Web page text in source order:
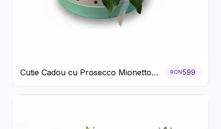
Cutie Cadou cu Prosecco Mionetto
Ferrero Rocher și Flori Pastelate
RON599